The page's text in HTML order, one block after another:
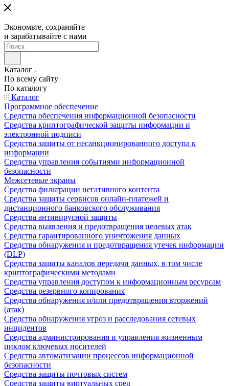
Экономьте, сохраняйте
и зарабатывайте с нами
Каталог
По всему сайту
По каталогу
Каталог
Программное обеспечение
Средства обеспечения информационной безопасности
Средства криптографической защиты информации и
электронной подписи
Средства защиты от несанкционированного доступа к
информации
Средства управления событиями информационной
безопасности
Межсетевые экраны
Средства фильтрации негативного контента
Средства защиты сервисов онлайн-платежей и
дистанционного банковского обслуживания
Средства антивирусной защиты
Средства выявления и предотвращения целевых атак
Средства гарантированного уничтожения данных
Средства обнаружения и предотвращения утечек информации
(DLP)
Средства защиты каналов передачи данных, в том числе
криптографическими методами
Средства управления доступом к информационным ресурсам
Средства резервного копирования
Средства обнаружения и/или предотвращения вторжений
(атак)
Средства обнаружения угроз и расследования сетевых
инцидентов
Средства администрирования и управления жизненным
циклом ключевых носителей
Средства автоматизации процессов информационной
безопасности
Средства защиты почтовых систем
Средства защиты виртуальных сред